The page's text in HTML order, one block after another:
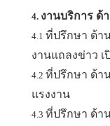
4. งานบริการ ด้
4.1 ที่ปรึกษา ด้า
งานแถลงข่าว
4.2 ที่ปรึกษา ด้า
แรงงาน
4.3 ที่ปรึกษา ด้า